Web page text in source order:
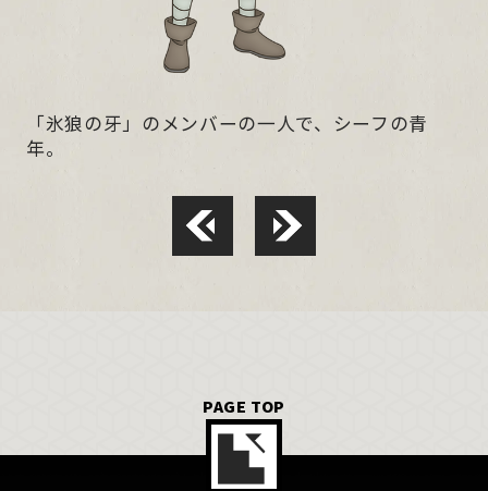
「氷狼の牙」のメンバーの一人で、シーフの青
年。
PAGE TOP